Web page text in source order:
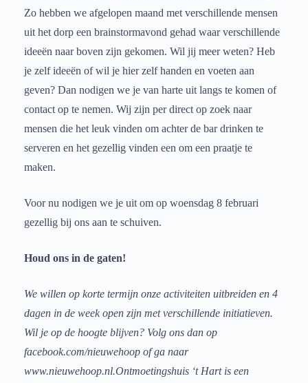
Zo hebben we afgelopen maand met verschillende mensen
uit het dorp een brainstormavond gehad waar verschillende
ideeën naar boven zijn gekomen. Wil jij meer weten? Heb
je zelf ideeën of wil je hier zelf handen en voeten aan
geven? Dan nodigen we je van harte uit langs te komen of
contact op te nemen. Wij zijn per direct op zoek naar
mensen die het leuk vinden om achter de bar drinken te
serveren en het gezellig vinden een om een praatje te
maken.
Voor nu nodigen we je uit om op woensdag 8 februari
gezellig bij ons aan te schuiven.
Houd ons in de gaten!
We willen op korte termijn onze activiteiten uitbreiden en 4
dagen in de week open zijn met verschillende initiatieven.
Wil je op de hoogte blijven? Volg ons dan op
facebook.com/nieuwehoop of ga naar
www.nieuwehoop.nl.Ontmoetingshuis ‘t Hart is een